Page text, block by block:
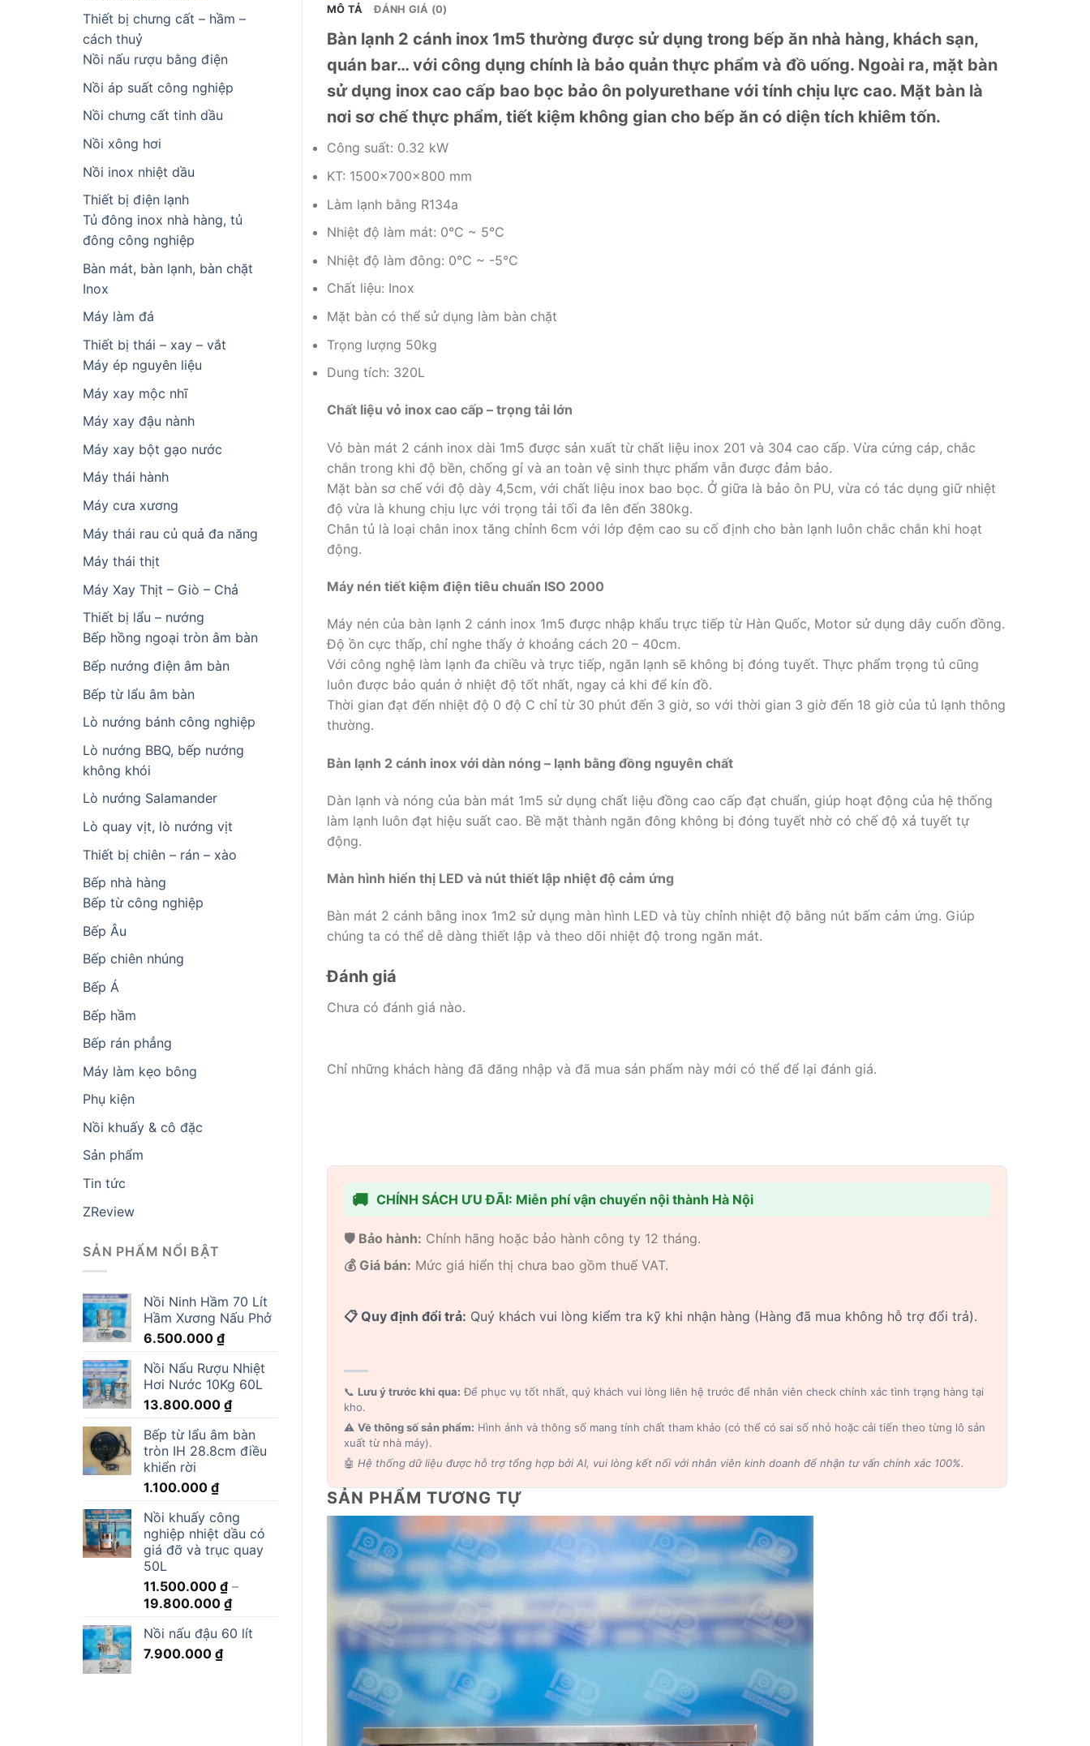
Thiết bị chưng cất – hầm –
cách thuỷ
Nồi nấu rượu bằng điện
Nồi áp suất công nghiệp
Nồi chưng cất tinh dầu
Nồi xông hơi
Nồi inox nhiệt dầu
Thiết bị điện lạnh
Tủ đông inox nhà hàng, tủ
đông công nghiệp
Bàn mát, bàn lạnh, bàn chặt
Inox
Máy làm đá
Thiết bị thái – xay – vắt
Máy ép nguyên liệu
Máy xay mộc nhĩ
Máy xay đậu nành
Máy xay bột gạo nước
Máy thái hành
Máy cưa xương
Máy thái rau củ quả đa năng
Máy thái thịt
Máy Xay Thịt – Giò – Chả
Thiết bị lẩu – nướng
Bếp hồng ngoại tròn âm bàn
Bếp nướng điện âm bàn
Bếp từ lẩu âm bàn
Lò nướng bánh công nghiệp
Lò nướng BBQ, bếp nướng
không khói
Lò nướng Salamander
Lò quay vịt, lò nướng vịt
Thiết bị chiên – rán – xào
Bếp nhà hàng
Bếp từ công nghiệp
Bếp Âu
Bếp chiên nhúng
Bếp Á
Bếp hầm
Bếp rán phẳng
Máy làm kẹo bông
Phụ kiện
Nồi khuấy & cô đặc
Sản phẩm
Tin tức
ZReview
SẢN PHẨM NỔI BẬT
Nồi Ninh Hầm 70 Lít
Hầm Xương Nấu Phở
6.500.000 ₫
Nồi Nấu Rượu Nhiệt
Hơi Nước 10Kg 60L
13.800.000 ₫
Bếp từ lẩu âm bàn
tròn IH 28.8cm điều
khiển rời
1.100.000 ₫
Nồi khuấy công
nghiệp nhiệt dầu có
giá đỡ và trục quay
50L
11.500.000 ₫ –
19.800.000 ₫Khoảng
từ
Nồi nấu đậu 60 lít
7.900.000 ₫
MÔ TẢ ĐÁNH GIÁ (0)
Bàn lạnh 2 cánh inox 1m5 thường được sử dụng trong bếp ăn nhà hàng, khách sạn,
quán bar… với công dụng chính là bảo quản thực phẩm và đồ uống. Ngoài ra, mặt bàn
sử dụng inox cao cấp bao bọc bảo ôn polyurethane với tính chịu lực cao. Mặt bàn là
nơi sơ chế thực phẩm, tiết kiệm không gian cho bếp ăn có diện tích khiêm tốn.
Công suất: 0.32 kW
KT: 1500x700x800 mm
Làm lạnh bằng R134a
Nhiệt độ làm mát: 0°C ~ 5°C
Nhiệt độ làm đông: 0°C ~ -5°C
Chất liệu: Inox
Mặt bàn có thể sử dụng làm bàn chặt
Trọng lượng 50kg
Dung tích: 320L
Chất liệu vỏ inox cao cấp – trọng tải lớn
Vỏ bàn mát 2 cánh inox dài 1m5 được sản xuất từ chất liệu inox 201 và 304 cao cấp. Vừa cứng cáp, chắc
chắn trong khi độ bền, chống gỉ và an toàn vệ sinh thực phẩm vẫn được đảm bảo.
Mặt bàn sơ chế với độ dày 4,5cm, với chất liệu inox bao bọc. Ở giữa là bảo ôn PU, vừa có tác dụng giữ nhiệt
độ vừa là khung chịu lực với trọng tải tối đa lên đến 380kg.
Chân tủ là loại chân inox tăng chỉnh 6cm với lớp đệm cao su cố định cho bàn lạnh luôn chắc chắn khi hoạt
động.
Máy nén tiết kiệm điện tiêu chuẩn ISO 2000
Máy nén của bàn lạnh 2 cánh inox 1m5 được nhập khẩu trực tiếp từ Hàn Quốc, Motor sử dụng dây cuốn đồng.
Độ ồn cực thấp, chỉ nghe thấy ở khoảng cách 20 – 40cm.
Với công nghệ làm lạnh đa chiều và trực tiếp, ngăn lạnh sẽ không bị đóng tuyết. Thực phẩm trọng tủ cũng
luôn được bảo quản ở nhiệt độ tốt nhất, ngay cả khi để kín đồ.
Thời gian đạt đến nhiệt độ 0 độ C chỉ từ 30 phút đến 3 giờ, so với thời gian 3 giờ đến 18 giờ của tủ lạnh thông
thường.
Bàn lạnh 2 cánh inox với dàn nóng – lạnh bằng đồng nguyên chất
Dàn lạnh và nóng của bàn mát 1m5 sử dụng chất liệu đồng cao cấp đạt chuẩn, giúp hoạt động của hệ thống
làm lạnh luôn đạt hiệu suất cao. Bề mặt thành ngăn đông không bị đóng tuyết nhờ có chế độ xả tuyết tự
động.
Màn hình hiển thị LED và nút thiết lập nhiệt độ cảm ứng
Bàn mát 2 cánh bằng inox 1m2 sử dụng màn hình LED và tùy chỉnh nhiệt độ bằng nút bấm cảm ứng. Giúp
chúng ta có thể dễ dàng thiết lập và theo dõi nhiệt độ trong ngăn mát.
Đánh giá
Chưa có đánh giá nào.
Chỉ những khách hàng đã đăng nhập và đã mua sản phẩm này mới có thể để lại đánh giá.
🚚 CHÍNH SÁCH ƯU ĐÃI: Miễn phí vận chuyển nội thành Hà Nội
🛡️ Bảo hành: Chính hãng hoặc bảo hành công ty 12 tháng.
💰 Giá bán: Mức giá hiển thị chưa bao gồm thuế VAT.
📋 Quy định đổi trả: Quý khách vui lòng kiểm tra kỹ khi nhận hàng (Hàng đã mua không hỗ trợ đổi trả).
📞 Lưu ý trước khi qua: Để phục vụ tốt nhất, quý khách vui lòng liên hệ trước để nhân viên check chính xác tình trạng hàng tại
kho.
⚠️ Về thông số sản phẩm: Hình ảnh và thông số mang tính chất tham khảo (có thể có sai số nhỏ hoặc cải tiến theo từng lô sản
xuất từ nhà máy).
🤖 Hệ thống dữ liệu được hỗ trợ tổng hợp bởi AI, vui lòng kết nối với nhân viên kinh doanh để nhận tư vấn chính xác 100%.
SẢN PHẨM TƯƠNG TỰ